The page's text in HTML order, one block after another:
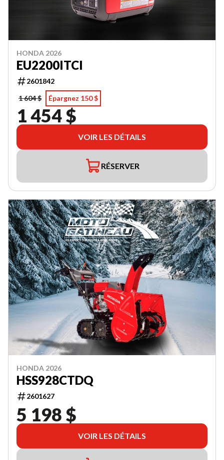
HONDA 2026
EU2200ITCI
2601842
1 604 $
Épargnez 150 $
1 454 $
VOIR LES DÉTAILS
RÉSERVER
HONDA 2026
HSS928CTDQ
2601627
5 198 $
VOIR LES DÉTAILS